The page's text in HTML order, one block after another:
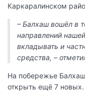
Каркаралинском
– Балхаш вошёл в
направлений
вкладывать и
средства, –
На побережье
открыть ещё 7